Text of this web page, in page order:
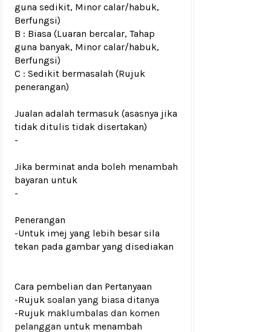
guna sedikit, Minor calar/habuk,
Berfungsi)
B : Biasa (Luaran bercalar, Tahap
guna banyak, Minor calar/habuk,
Berfungsi)
C : Sedikit bermasalah (Rujuk
penerangan)
Jualan adalah termasuk (asasnya jika
tidak ditulis tidak disertakan)
-
Jika berminat anda boleh menambah
bayaran untuk
-
Penerangan
-Untuk imej yang lebih besar sila
tekan pada gambar yang disediakan
Cara pembelian dan Pertanyaan
-Rujuk soalan yang biasa ditanya
-Rujuk maklumbalas dan komen
pelanggan untuk menambah